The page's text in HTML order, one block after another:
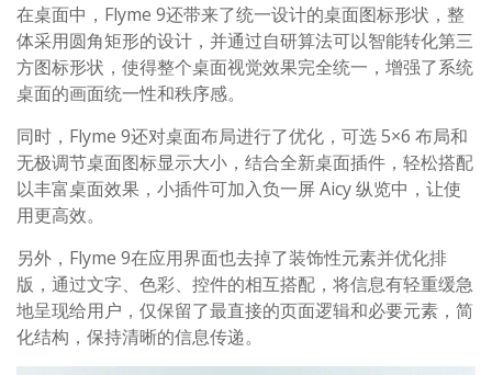
在桌面中，Flyme 9还带来了统一设计的桌面图标形状，整
体采用圆角矩形的设计，并通过自研算法可以智能转化第三
方图标形状，使得整个桌面视觉效果完全统一，增强了系统
桌面的画面统一性和秩序感。
同时，Flyme 9还对桌面布局进行了优化，可选 5×6 布局和
无极调节桌面图标显示大小，结合全新桌面插件，轻松搭配
以丰富桌面效果，小插件可加入负一屏 Aicy 纵览中，让使
用更高效。
另外，Flyme 9在应用界面也去掉了装饰性元素并优化排
版，通过文字、色彩、控件的相互搭配，将信息有轻重缓急
地呈现给用户，仅保留了最直接的页面逻辑和必要元素，简
化结构，保持清晰的信息传递。